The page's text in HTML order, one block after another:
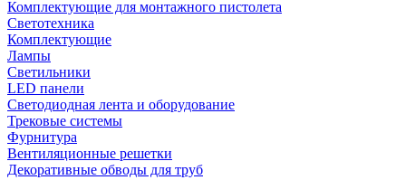
Комплектующие для монтажного пистолета
Светотехника
Комплектующие
Лампы
Светильники
LED панели
Светодиодная лента и оборудование
Трековые системы
Фурнитура
Вентиляционные решетки
Декоративные обводы для труб